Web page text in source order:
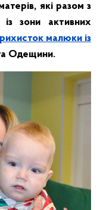
які разом з
із зони активних
малюки із
Одещини.